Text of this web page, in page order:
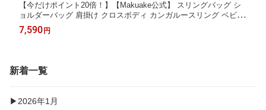
【今だけポイント20倍！】【Makuake公式】 スリングバッグ シ
ョルダーバッグ 肩掛け クロスボディ カンガルースリング ベビー
ポーチ 鞄 かばん カバン ポーチ 多機能 多収納 撥水 RFID機能 旅
行 海外旅行 通勤 可変収納 Makuake マクアケ
7,590 円
新着一覧
▶2026年1月